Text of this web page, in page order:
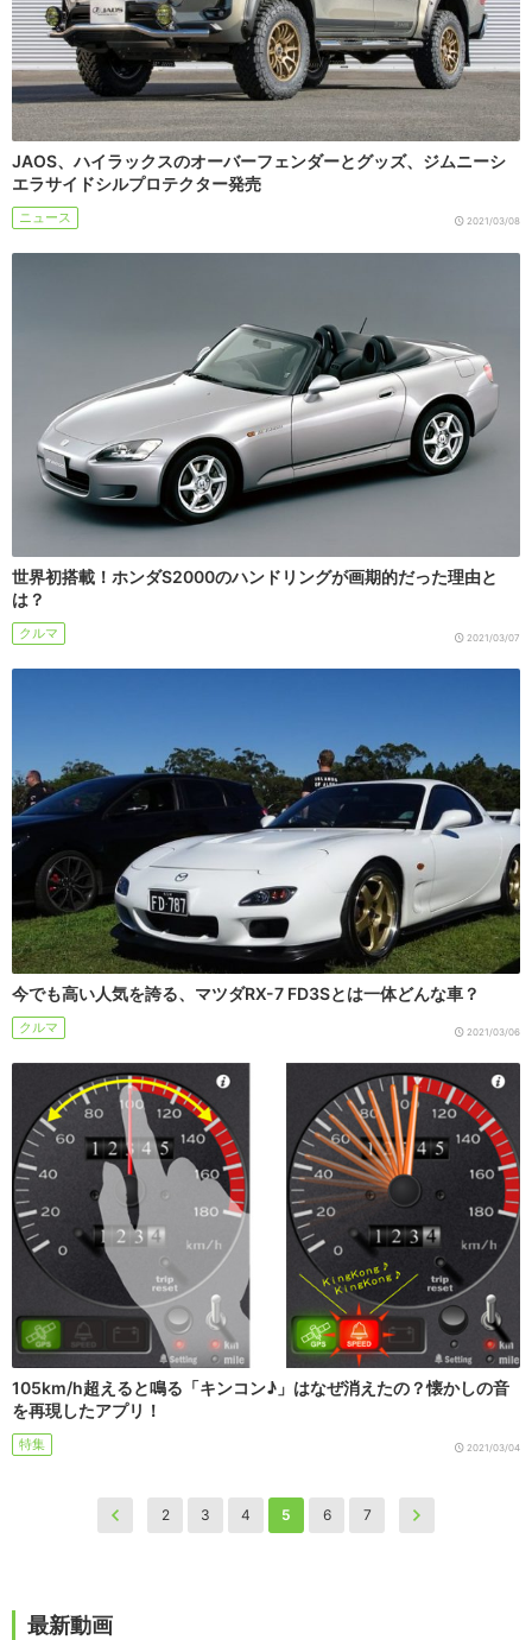
JAOS、ハイラックスのオーバーフェンダーとグッズ、ジムニーシ
エラサイドシルプロテクター発売
ニュース 2021/03/08
世界初搭載！ホンダS2000のハンドリングが画期的だった理由と
は？
クルマ 2021/03/07
今でも高い人気を誇る、マツダRX-7 FD3Sとは一体どんな車？
クルマ 2021/03/06
105km/h超えると鳴る「キンコン♪」はなぜ消えたの？懐かしの音
を再現したアプリ！
特集 2021/03/04
2 3 4 5 6 7
最新動画